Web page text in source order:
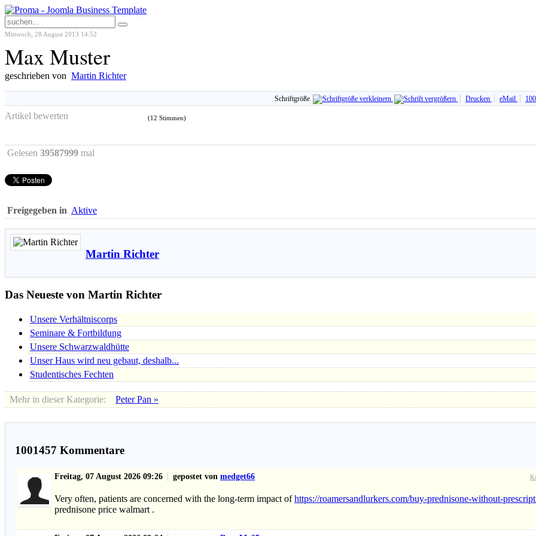
Mittwoch, 28 August 2013 14:52
Max Muster
geschrieben von Martin Richter
Schriftgröße Drucken eMail
Artikel bewerten (12 Stimmen)
Gelesen 39587999 mal
Freigegeben in Aktive
Martin Richter
Das Neueste von Martin Richter
Unsere Verhältniscorps
Seminare & Fortbildung
Unsere Schwarzwaldhütte
Unser Haus wird neu gebaut, deshalb...
Studentisches Fechten
Mehr in dieser Kategorie: Peter Pan »
1001457 Kommentare
Freitag, 07 August 2026 09:26 gepostet von medget66
Very often, patients are concerned with the long-term impact ofhttps://roamersandlurkers.com/buy-prednisone-without-
prednisone price walmart .